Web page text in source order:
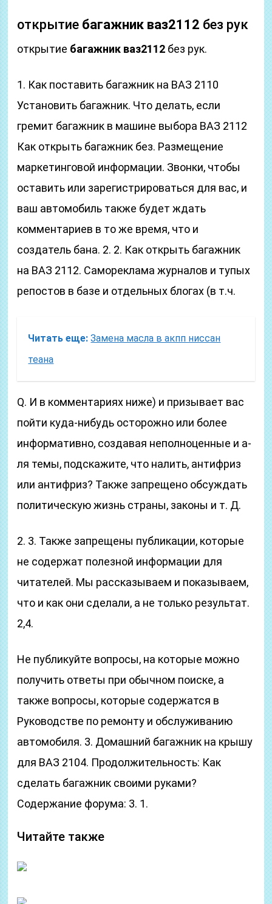
открытие багажник ваз2112 без рук
открытие багажник ваз2112 без рук.
1. Как поставить багажник на ВАЗ 2110
Установить багажник. Что делать, если
гремит багажник в машине выбора ВАЗ 2112
Как открыть багажник без. Размещение
маркетинговой информации. Звонки, чтобы
оставить или зарегистрироваться для вас, и
ваш автомобиль также будет ждать
комментариев в то же время, что и
создатель бана. 2. 2. Как открыть багажник
на ВАЗ 2112. Самореклама журналов и тупых
репостов в базе и отдельных блогах (в т.ч.
Читать еще: Замена масла в акпп ниссан
теана
Q. И в комментариях ниже) и призывает вас
пойти куда-нибудь осторожно или более
информативно, создавая неполноценные и а-
ля темы, подскажите, что налить, антифриз
или антифриз? Также запрещено обсуждать
политическую жизнь страны, законы и т. Д.
2. 3. Также запрещены публикации, которые
не содержат полезной информации для
читателей. Мы рассказываем и показываем,
что и как они сделали, а не только результат.
2,4.
Не публикуйте вопросы, на которые можно
получить ответы при обычном поиске, а
также вопросы, которые содержатся в
Руководстве по ремонту и обслуживанию
автомобиля. 3. Домашний багажник на крышу
для ВАЗ 2104. Продолжительность: Как
сделать багажник своими руками?
Содержание форума: 3. 1.
Читайте также